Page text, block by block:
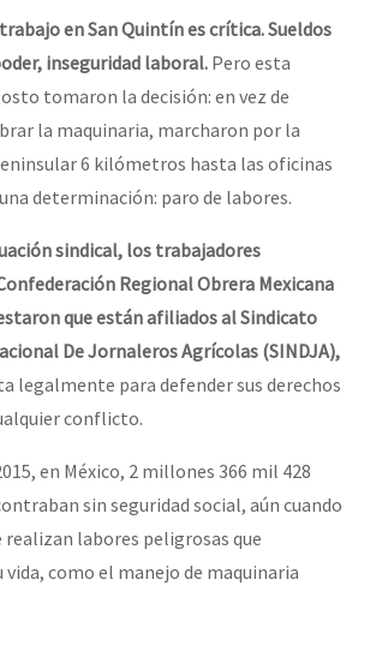
en San Quintín es crítica. Sueldos
inseguridad laboral. Pero esta
tomaron la decisión: en vez de
la maquinaria, marcharon por la
6 kilómetros hasta las oficinas
determinación: paro de labores.
sindical, los trabajadores
Regional Obrera Mexicana
que están afiliados al Sindicato
De Jornaleros Agrícolas (SINDJA),
legalmente para defender sus derechos
conflicto.
en México, 2 millones 366 mil 428
sin seguridad social, aún cuando
labores peligrosas que
como el manejo de maquinaria